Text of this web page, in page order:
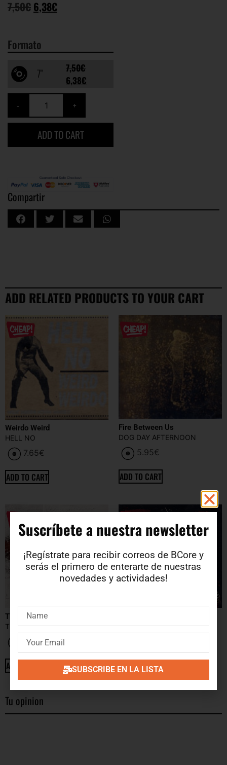
7,50€ 6,38€
Formato
7" 7,50€
6,38€
ADD TO CART
Compartir
ADD RELATED PRODUCTS TO YOUR CART
Weirdo Weird
HELL NO
7.65€
ADD TO CART
Fire Between Us
DOG DAY AFTERNOON
5.95€
ADD TO CART
The Cooper Test
THE SEVENTHATE
6.8€
ADD TO CART
LORDS
ADD TO CART
Tu opinion
Suscríbete a nuestra newsletter​
¡Regístrate para recibir correos de BCore y
serás el primero de enterarte de nuestras
novedades y actividades!
SUBSCRIBE EN LA LISTA